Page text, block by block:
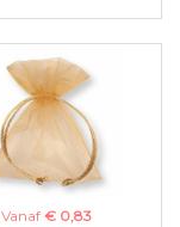
Vanaf € 0,83